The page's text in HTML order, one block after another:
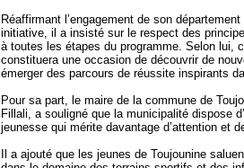
Réaffirmant l’engagement de son
initiative, il a insisté sur le respect des
à toutes les étapes du programme. Selon lui,
constituera une occasion de découvrir de
émerger des parcours de réussite inspirants
Pour sa part, le maire de la commune de
Fillali, a souligné que la municipalité dispose
jeunesse qui mérite davantage d’attention et
Il a ajouté que les jeunes de Toujounine